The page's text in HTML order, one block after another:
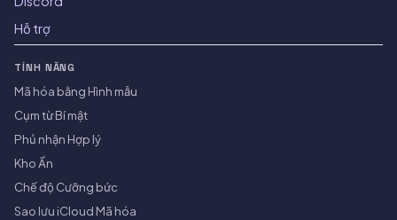
Hỗ trợ
TÍNH NĂNG
Mã hóa bằng Hình mẫu
Cụm từ Bí mật
Phủ nhận Hợp lý
Kho Ẩn
Chế độ Cưỡng bức
Sao lưu iCloud Mã hóa